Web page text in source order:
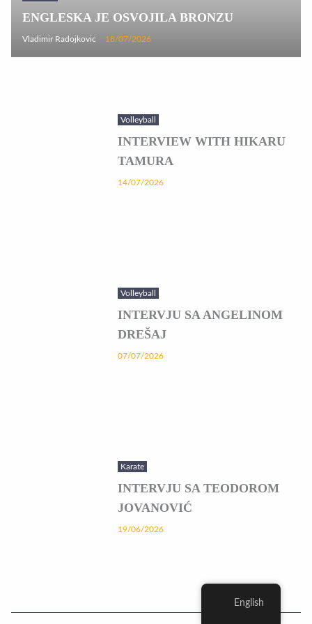
ENGLESKA JE OSVOJILA BRONZU
Vladimir Radojkovic 18/07/2026
Volleyball
INTERVIEW WITH HIKARU
TAMURA
14/07/2026
Volleyball
INTERVJU SA ANGELINOM
DREŠAJ
07/07/2026
Karate
INTERVJU SA TEODOROM
JOVANOVIĆ
19/06/2026
English